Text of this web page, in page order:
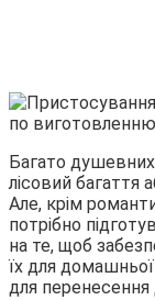
Багато душевних
лісовий багаття
Але, крім
потрібно
на те, щоб
їх для
для